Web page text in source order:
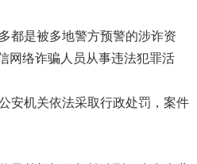
都是被多地警方预警的涉诈资
网络诈骗人员从事违法犯罪活
安机关依法采取行政处罚，案件